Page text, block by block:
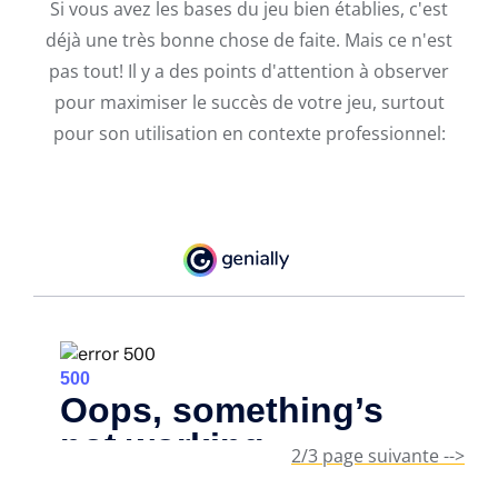
Si vous avez les bases du jeu bien établies, c'est
déjà une très bonne chose de faite. Mais ce n'est
pas tout! Il y a des points d'attention à observer
pour maximiser le succès de votre jeu, surtout
pour son utilisation en contexte professionnel:
2/3 page suivante -->